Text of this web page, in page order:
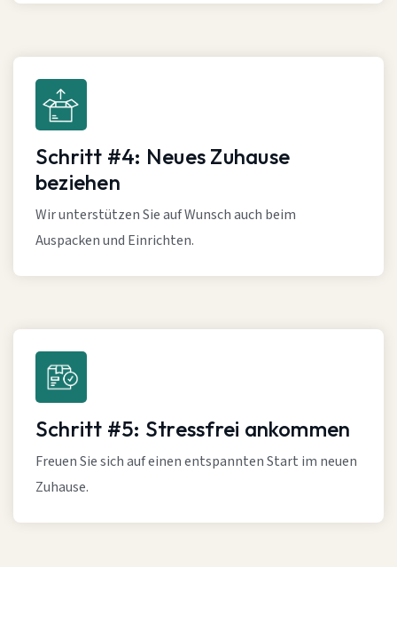
Schritt #4: Neues Zuhause
beziehen
Wir unterstützen Sie auf Wunsch auch beim
Auspacken und Einrichten.
Schritt #5: Stressfrei ankommen
Freuen Sie sich auf einen entspannten Start im neuen
Zuhause.